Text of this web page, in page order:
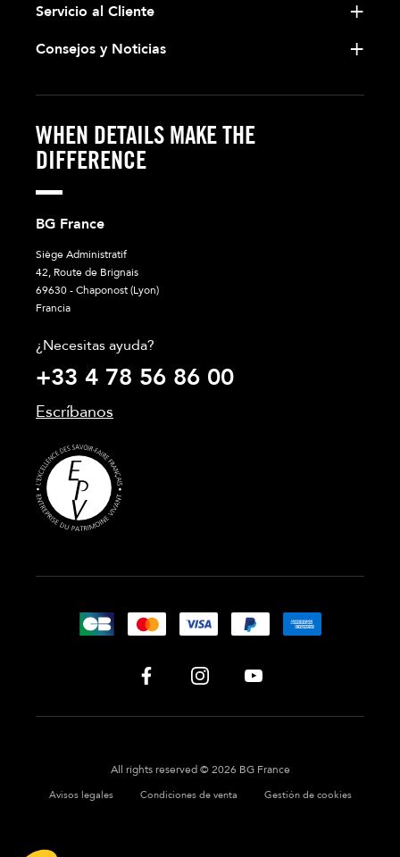
Servicio al Cliente
Consejos y Noticias
WHEN DETAILS MAKE THE
DIFFERENCE
BG France
Siège Administratif
42, Route de Brignais
69630 - Chaponost (Lyon)
Francia
¿Necesitas ayuda?
+33 4 78 56 86 00
Escríbanos
All rights reserved © 2026 BG France
Avisos legales Condiciones de venta Gestión de cookies